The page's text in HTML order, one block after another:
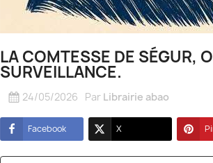
LA COMTESSE DE SÉGUR,
SURVEILLANCE.
24/05/2026 Par Librairie abao
Facebook X